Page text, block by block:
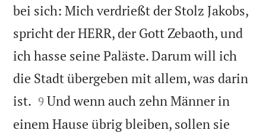
bei sich: Mich verdrießt der Stolz Jakobs,
spricht der HERR, der Gott Zebaoth, und
ich hasse seine Paläste. Darum will ich
die Stadt übergeben mit allem, was darin
ist. 

9 Und wenn auch zehn Männer in
einem Hause übrig bleiben, sollen sie